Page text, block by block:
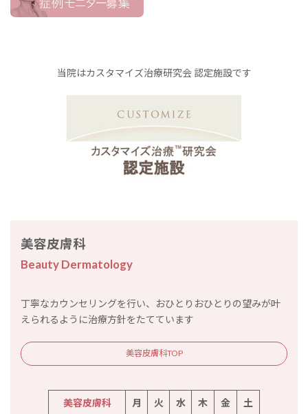
当院はカスタマイズ治療研究会 認定施設です
美容皮膚科
Beauty Dermatology
丁寧なカウンセリングを行い、おひとりおひとりの望みが叶
えられるように治療方針をたてています
美容皮膚科TOP
美容皮膚科 月 火 水 木 金 土